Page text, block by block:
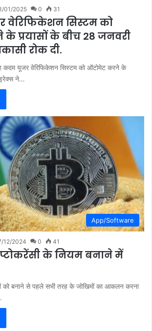
01/2025 0 31
वेरिफिकेशन सिस्टम को
प्रयासों के बीच 28 जनवरी
रोक दी.
कदम यूजर वेरिफिकेशन सिस्टम को ऑटोमेट करने के
ने…
App/Software
12/2024 0 41
के नियम बनाने में
को बनाने से पहले सभी तरह के जोखिमों का आकलन करना